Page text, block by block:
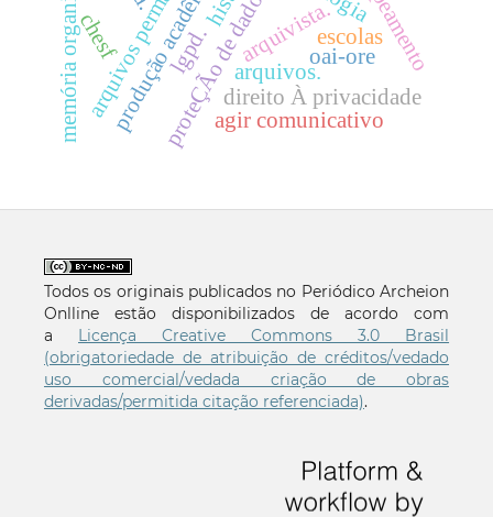
proteÇÃo de dadosdireito À privacidade
lgpd.
produção acadêmicaarquivista.escolas
agir comunicativo
arquivos.
chesf oai-ore
Todos os originais publicados no Periódico Archeion
Onlline estão disponibilizados de acordo com
a Licença Creative Commons 3.0 Brasil
(obrigatoriedade de atribuição de créditos/vedado
uso comercial/vedada criação de obras
derivadas/permitida citação referenciada).